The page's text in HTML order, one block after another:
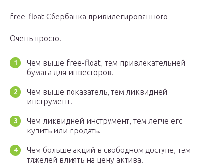
free-float Сбербанка привилегированного
Очень просто.
Чем выше free-float, тем привлекательней
бумага для инвесторов.
Чем выше показатель, тем ликвидней
инструмент.
Чем ликвидней инструмент, тем легче его
купить или продать.
Чем больше акций в свободном доступе, тем
тяжелей влиять на цену актива.